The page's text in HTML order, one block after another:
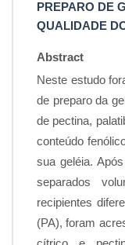
PREPARO DE
QUALIDADE
Abstract
Neste estudo
de preparo da
de pectina,
conteúdo
sua geléia.
separados
recipientes
(PA), foram